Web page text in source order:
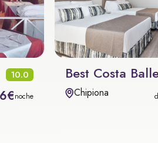
10.0
noche
Best Costa
Chipiona